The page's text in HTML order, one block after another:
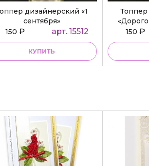
дизайнерский «1
сентября»
150 ₽ арт. 15512
КУПИТЬ
150₽